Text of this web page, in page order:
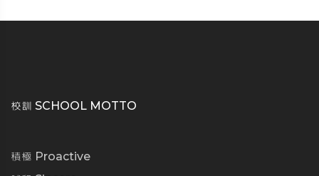
校訓 SCHOOL MOTTO
積極 Proactive